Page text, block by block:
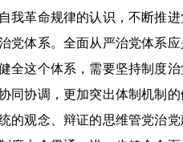
自我革命规律的认识，不断推
党体系。全面从严治党体系
全这个体系，需要坚持制度
同协调，更加突出体制机制
的观念、辩证的思维管党治